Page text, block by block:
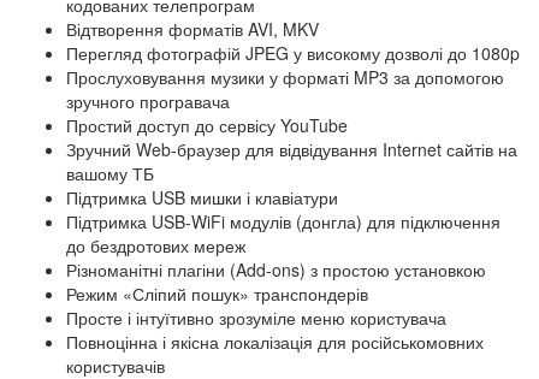
Відтворення форматів AVI, MKV
Перегляд фотографій JPEG у високому дозволі до 1080p
Прослуховування музики у форматі MP3 за допомогою
зручного програвача
Простий доступ до сервісу YouTube
Зручний Web-браузер для відвідування Internet сайтів на
вашому ТБ
Підтримка USB мишки і клавіатури
Підтримка USB-WiFi модулів (донгла) для підключення
до бездротових мереж
Різноманітні плагіни (Add-ons) з простою установкою
Режим «Сліпий пошук» транспондерів
Просте і інтуїтивно зрозуміле меню користувача
Повноцінна і якісна локалізація для російськомовних
користувачів